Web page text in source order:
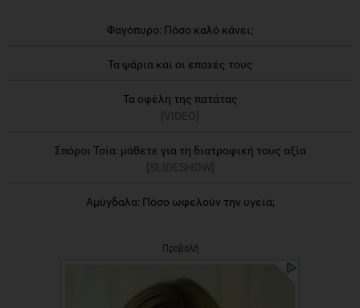
Φαγόπυρο: Πόσο καλό κάνει;
Τα ψάρια και οι εποχές τους
Τα οφέλη της πατάτας
[VIDEO]
Σπόροι Τσία: μάθετε για τη διατροφική τους αξία
[SLIDESHOW]
Αμύγδαλα: Πόσο ωφελούν την υγεία;
Προβολή